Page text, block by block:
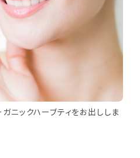
ニックハーブティをお出ししま